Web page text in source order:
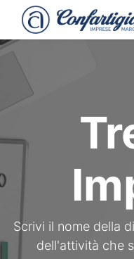
Scrivi il nome della
dell'attività che